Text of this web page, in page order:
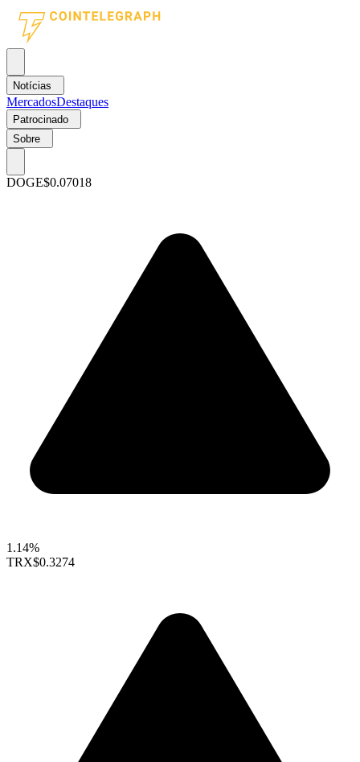
Notícias
MercadosDestaques
Patrocinado
Sobre
DOGE$0.07018
1.14%
TRX$0.3274